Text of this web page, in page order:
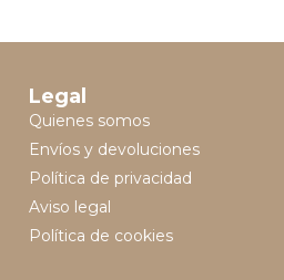
Legal
Quienes somos
Envíos y devoluciones
Política de privacidad
Aviso legal
Política de cookies